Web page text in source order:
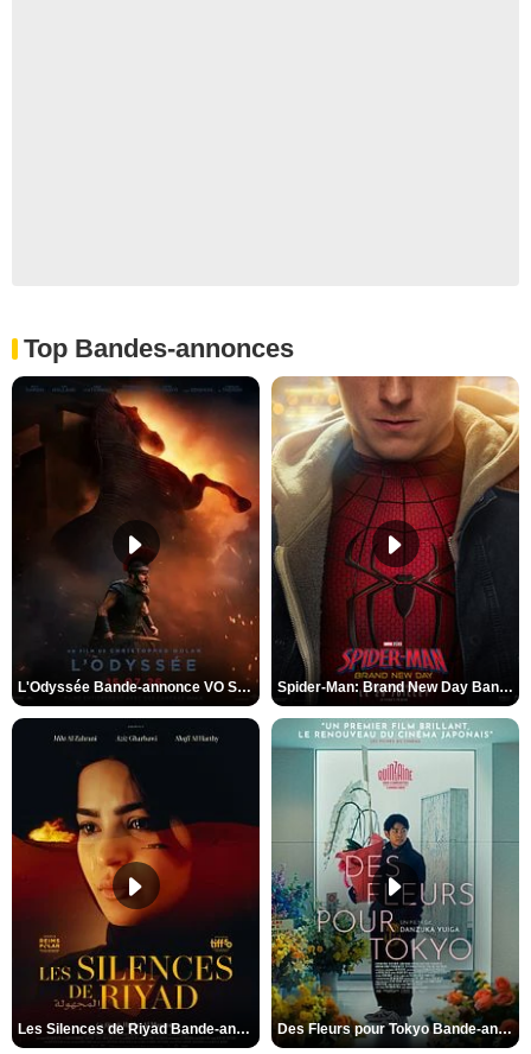
Top Bandes-annonces
L'Odyssée Bande-annonce VO STFR Spider-Man: Brand New Day Bande-annonce VO STFR
Les Silences de Riyad Bande-annonce VO STFR Des Fleurs pour Tokyo Bande-annonce VO STFR